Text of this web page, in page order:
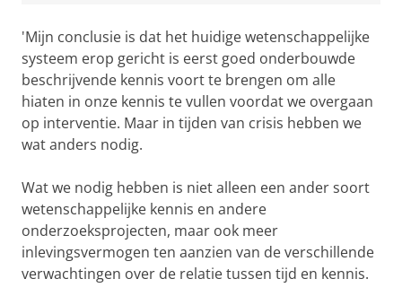
'Mijn conclusie is dat het huidige wetenschappelijke
systeem erop gericht is eerst goed onderbouwde
beschrijvende kennis voort te brengen om alle
hiaten in onze kennis te vullen voordat we overgaan
op interventie. Maar in tijden van crisis hebben we
wat anders nodig.
Wat we nodig hebben is niet alleen een ander soort
wetenschappelijke kennis en andere
onderzoeksprojecten, maar ook meer
inlevingsvermogen ten aanzien van de verschillende
verwachtingen over de relatie tussen tijd en kennis.